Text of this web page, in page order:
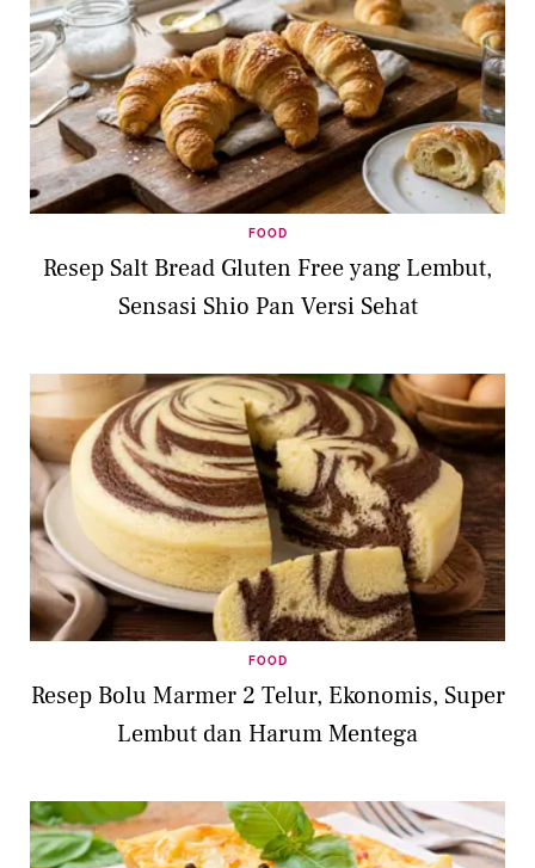
FOOD
Resep Salt Bread Gluten Free yang Lembut,
Sensasi Shio Pan Versi Sehat
FOOD
Resep Bolu Marmer 2 Telur, Ekonomis, Super
Lembut dan Harum Mentega